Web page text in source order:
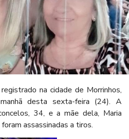
na cidade de Morrinhos,
desta sexta-feira (24). A
34, e a mãe dela, Maria
assassinadas a tiros.